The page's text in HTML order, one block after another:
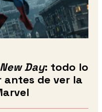
Day: todo lo
antes de ver la